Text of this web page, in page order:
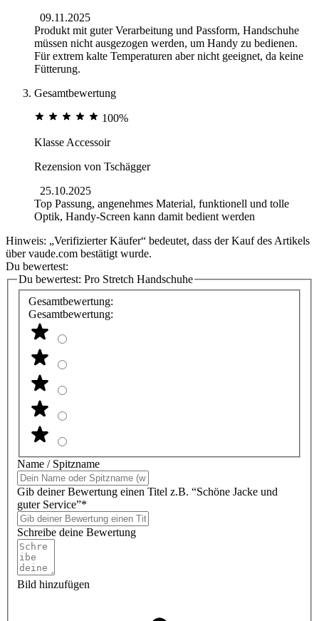
09.11.2025
Produkt mit guter Verarbeitung und Passform, Handschuhe
müssen nicht ausgezogen werden, um Handy zu bedienen.
Für extrem kalte Temperaturen aber nicht geeignet, da keine
Fütterung.
Gesamtbewertung
100%
Klasse Accessoir
Rezension von Tschägger
25.10.2025
Top Passung, angenehmes Material, funktionell und tolle
Optik, Handy-Screen kann damit bedient werden
Hinweis: „Verifizierter Käufer“ bedeutet, dass der Kauf des Artikels
über vaude.com bestätigt wurde.
Du bewertest:
Du bewertest: Pro Stretch Handschuhe
Gesamtbewertung:
Gesamtbewertung:
Name / Spitzname
Gib deiner Bewertung einen Titel z.B. “Schöne Jacke und
guter Service”*
Schreibe deine Bewertung
Bild hinzufügen